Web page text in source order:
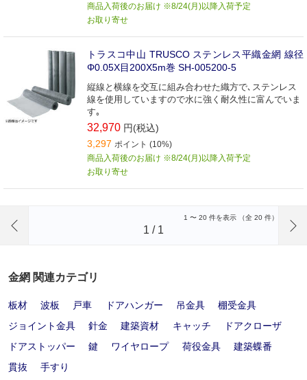
商品入荷後のお届け ※8/24(月)以降入荷予定
お取り寄せ
トラスコ中山 TRUSCO ステンレス平織金網 線径
Φ0.05X目200X5m巻 SH-005200-5
縦線と横線を交互に組み合わせた織方で､ステンレス
線を使用していますので水に強く耐久性に富んでいま
す｡
32,970 円(税込)
3,297 ポイント (10%)
商品入荷後のお届け ※8/24(月)以降入荷予定
お取り寄せ
1 〜 20 件を表示 （全 20 件）
1 / 1
金網 関連カテゴリ
板材 波板 戸車 ドアハンガー 吊金具
棚受金具
ジョイント金具
針金 建築資材 キャッチ
ドアクローザ
ドアストッパー
鍵 ワイヤロープ 荷役金具
建築蝶番
貫抜
手すり